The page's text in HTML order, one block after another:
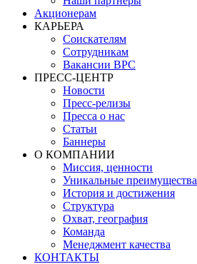
Акционерам
КАРЬЕРА
Соискателям
Сотрудникам
Вакансии BPC
ПРЕСС-ЦЕНТР
Новости
Пресс-релизы
Пресса о нас
Статьи
Баннеры
О КОМПАНИИ
Миссия, ценности
Уникальные преимущества
История и достижения
Структура
Охват, география
Команда
Менеджмент качества
КОНТАКТЫ